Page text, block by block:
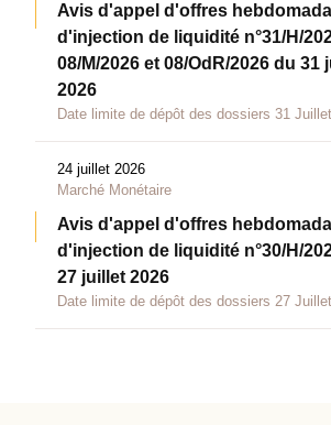
Avis d'appel d'offres
d'injection de liquidité n°31/H/
08/M/2026 et 08/OdR/2026 du 31
2026
Date limite de dépôt des dossiers 31
24 juillet 2026
Marché Monétaire
Avis d'appel d'offres
d'injection de liquidité n°30/H/
27 juillet 2026
Date limite de dépôt des dossiers 27